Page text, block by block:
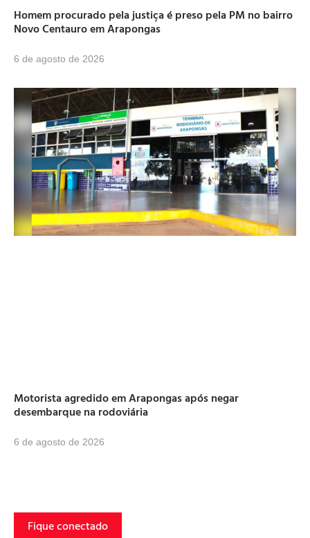
Homem procurado pela justiça é preso pela PM no bairro
Novo Centauro em Arapongas
6 de agosto de 2026
Motorista agredido em Arapongas após negar
desembarque na rodoviária
6 de agosto de 2026
Fique conectado